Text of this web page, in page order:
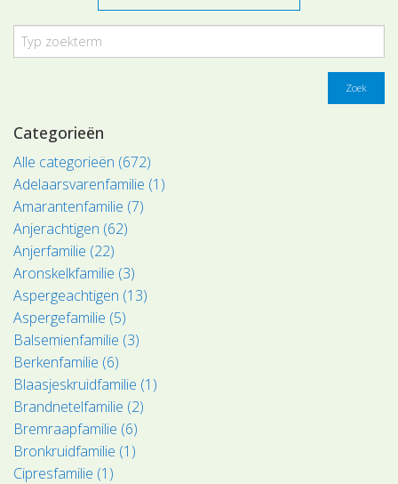
Zoek
Categorieën
Alle categorieën (672)
Adelaarsvarenfamilie (1)
Amarantenfamilie (7)
Anjerachtigen (62)
Anjerfamilie (22)
Aronskelkfamilie (3)
Aspergeachtigen (13)
Aspergefamilie (5)
Balsemienfamilie (3)
Berkenfamilie (6)
Blaasjeskruidfamilie (1)
Brandnetelfamilie (2)
Bremraapfamilie (6)
Bronkruidfamilie (1)
Cipresfamilie (1)